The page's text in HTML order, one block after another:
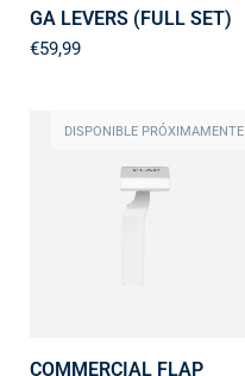
GA LEVERS (FULL SET)
€59,99
COMMERCIAL FLAP
DISPONIBLE PRÓXIMAMENTE